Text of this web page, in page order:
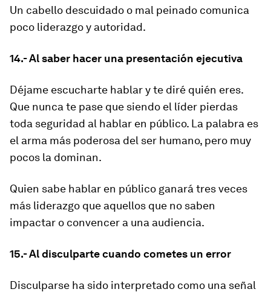
Un cabello descuidado o mal peinado comunica
poco liderazgo y autoridad.
14.- Al saber hacer una presentación ejecutiva
Déjame escucharte hablar y te diré quién eres.
Que nunca te pase que siendo el líder pierdas
toda seguridad al hablar en público. La palabra es
el arma más poderosa del ser humano, pero muy
pocos la dominan.
Quien sabe hablar en público ganará tres veces
más liderazgo que aquellos que no saben
impactar o convencer a una audiencia.
15.- Al disculparte cuando cometes un error
Disculparse ha sido interpretado como una señal